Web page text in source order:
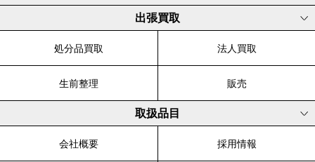
出張買取
処分品買取 法人買取
生前整理 販売
取扱品目
会社概要 採用情報